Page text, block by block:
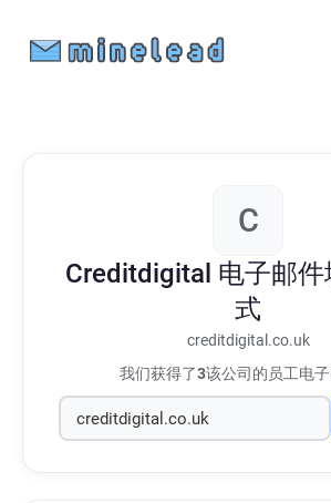
C
Creditdigital 电子邮
式
creditdigital.co.uk
我们获得了3该公司的员工电子